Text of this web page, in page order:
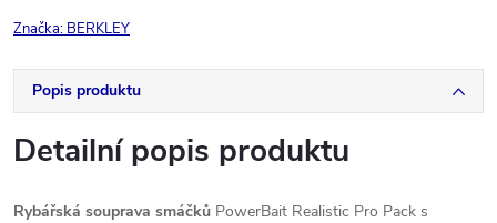
Značka: BERKLEY
Popis produktu
Detailní popis produktu
Rybářská souprava smáčků PowerBait Realistic Pro Pack s